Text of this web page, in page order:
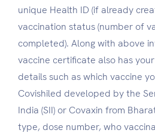
unique Health ID (if already
vaccination status (number of
completed). Along with above
vaccine certificate also has
details such as which vaccine
Covishiled developed by the
India (SII) or Covaxin from
type, dose number, who